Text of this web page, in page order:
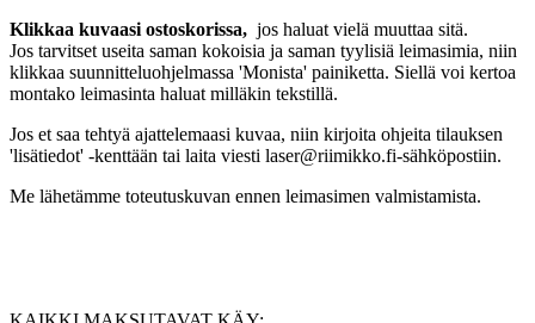
Klikkaa kuvaasi ostoskorissa, jos haluat vielä muuttaa sitä.
Jos tarvitset useita saman kokoisia ja saman tyylisiä leimasimia, niin
klikkaa suunnitteluohjelmassa 'Monista' painiketta. Siellä voi kertoa
montako leimasinta haluat milläkin tekstillä.
Jos et saa tehtyä ajattelemaasi kuvaa, niin kirjoita ohjeita tilauksen
'lisätiedot' -kenttään tai laita viesti laser@riimikko.fi-sähköpostiin.
Me lähetämme toteutuskuvan ennen leimasimen valmistamista.